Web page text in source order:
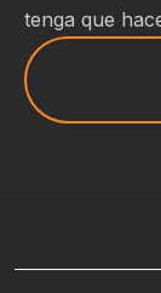
tenga que